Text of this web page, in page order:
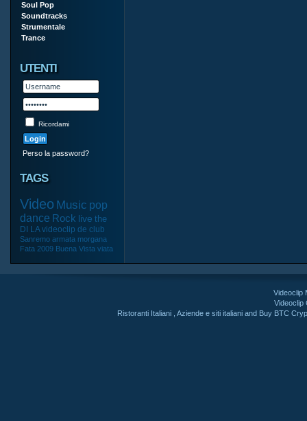
Soul Pop
Soundtracks
Strumentale
Trance
UTENTI
Ricordami
Perso la password?
TAGS
Video Music pop
dance Rock live the
DI LA videoclip de club
Sanremo armata morgana
Fata 2009 Buena Vista viata
Videoclip
Videoclip
Ristoranti Italiani ,Aziende e siti italiani and Buy BTC